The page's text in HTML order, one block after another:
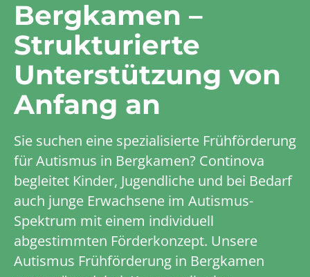
Bergkamen –
Strukturierte
Unterstützung von
Anfang an
Sie suchen eine spezialisierte Frühförderung
für Autismus in Bergkamen? Continova
begleitet Kinder, Jugendliche und bei Bedarf
auch junge Erwachsene im Autismus-
Spektrum mit einem individuell
abgestimmten Förderkonzept. Unsere
Autismus Frühförderung in Bergkamen